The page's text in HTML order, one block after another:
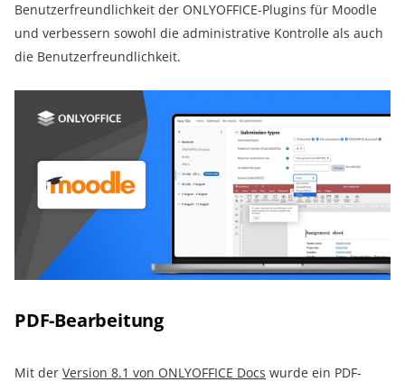
Benutzerfreundlichkeit der ONLYOFFICE-Plugins für Moodle
und verbessern sowohl die administrative Kontrolle als auch
die Benutzerfreundlichkeit.
PDF-Bearbeitung
Mit der Version 8.1 von ONLYOFFICE Docs wurde ein PDF-